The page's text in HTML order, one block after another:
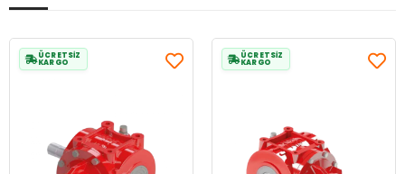
ÜCRETSİZ
KARGO
ÜCRETSİZ
KARGO